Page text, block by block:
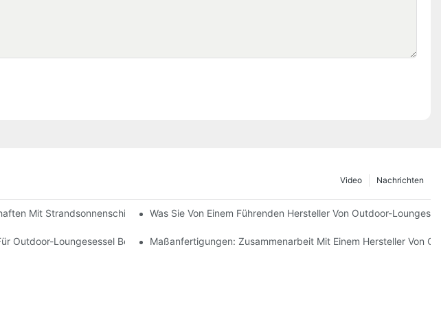
Nachrichten
Video
Mit StrandsonnenschirmvertreibernWas Sie Von Einem Führenden Hersteller Von Outdoor-
Outdoor-Loungesessel BeurteiltMaßanfertigungen: Zusammenarbeit Mit Einem Hersteller Von